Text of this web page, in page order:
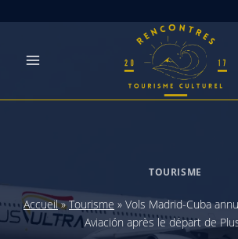
TOURISME
Accueil»Tourisme » Vols Madrid-Cuba
Aviación après le départ de